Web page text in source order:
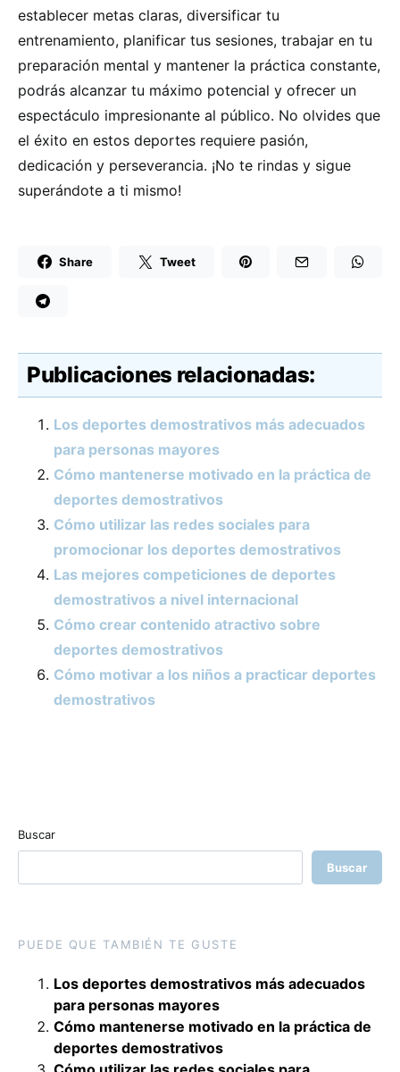
establecer metas claras, diversificar tu
entrenamiento, planificar tus sesiones, trabajar en tu
preparación mental y mantener la práctica constante,
podrás alcanzar tu máximo potencial y ofrecer un
espectáculo impresionante al público. No olvides que
el éxito en estos deportes requiere pasión,
dedicación y perseverancia. ¡No te rindas y sigue
superándote a ti mismo!
Share Tweet
Publicaciones relacionadas:
Los deportes demostrativos más adecuados
para personas mayores
Cómo mantenerse motivado en la práctica de
deportes demostrativos
Cómo utilizar las redes sociales para
promocionar los deportes demostrativos
Las mejores competiciones de deportes
demostrativos a nivel internacional
Cómo crear contenido atractivo sobre
deportes demostrativos
Cómo motivar a los niños a practicar deportes
demostrativos
Buscar
Buscar
PUEDE QUE TAMBIÉN TE GUSTE
Los deportes demostrativos más adecuados
para personas mayores
Cómo mantenerse motivado en la práctica de
deportes demostrativos